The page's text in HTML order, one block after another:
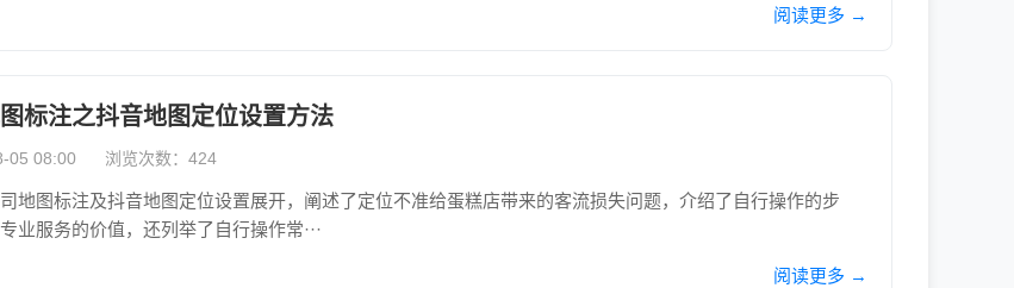
阅读更多 →
标注之抖音地图定位设置方法
05 08:00 浏览次数：424
地图标注及抖音地图定位设置展开，阐述了定位不准给蛋糕店带来的客流损失问题，介绍了自行操作的步
业服务的价值，还列举了自行操作常···
阅读更多 →